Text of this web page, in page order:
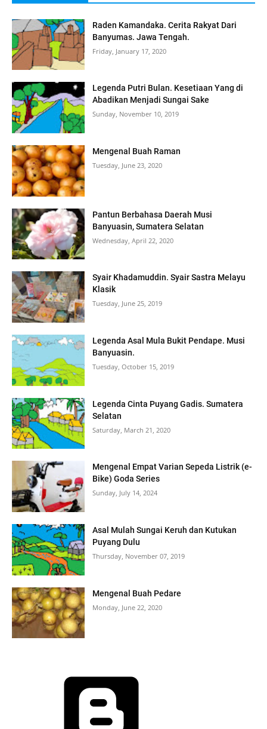
Raden Kamandaka. Cerita Rakyat Dari
Banyumas. Jawa Tengah.
Friday, January 17, 2020
Legenda Putri Bulan. Kesetiaan Yang di
Abadikan Menjadi Sungai Sake
Sunday, November 10, 2019
Mengenal Buah Raman
Tuesday, June 23, 2020
Pantun Berbahasa Daerah Musi
Banyuasin, Sumatera Selatan
Wednesday, April 22, 2020
Syair Khadamuddin. Syair Sastra Melayu
Klasik
Tuesday, June 25, 2019
Legenda Asal Mula Bukit Pendape. Musi
Banyuasin.
Tuesday, October 15, 2019
Legenda Cinta Puyang Gadis. Sumatera
Selatan
Saturday, March 21, 2020
Mengenal Empat Varian Sepeda Listrik (e-
Bike) Goda Series
Sunday, July 14, 2024
Asal Mulah Sungai Keruh dan Kutukan
Puyang Dulu
Thursday, November 07, 2019
Mengenal Buah Pedare
Monday, June 22, 2020